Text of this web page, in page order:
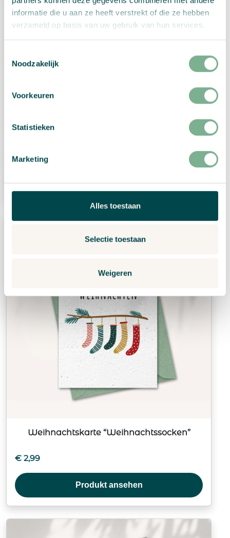
informatie die u aan ze heeft verstrekt of die ze hebben
verzameld op basis van uw gebruik van hun services.
Noodzakelijk
Voorkeuren
Statistieken
Marketing
Alles toestaan
Selectie toestaan
Weigeren
Weihnachtskarte “Weihnachtssocken”
€ 2,99
Produkt ansehen